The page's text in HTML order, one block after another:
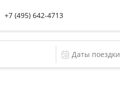
+7 (495) 642-4713